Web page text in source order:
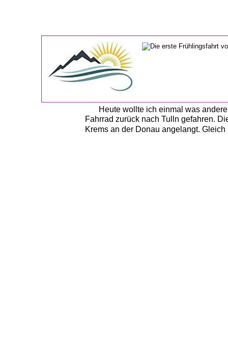
Heute wollte ich einmal was
Fahrrad zurück nach Tulln gefahren.
Krems an der Donau angelangt.